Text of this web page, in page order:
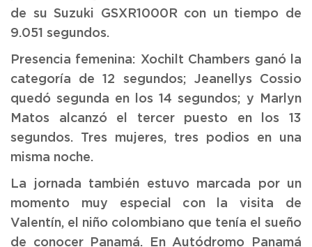
de su Suzuki GSXR1000R con un tiempo de
9.051 segundos.
Presencia femenina: Xochilt Chambers ganó la
categoría de 12 segundos; Jeanellys Cossio
quedó segunda en los 14 segundos; y Marlyn
Matos alcanzó el tercer puesto en los 13
segundos. Tres mujeres, tres podios en una
misma noche.
La jornada también estuvo marcada por un
momento muy especial con la visita de
Valentín, el niño colombiano que tenía el sueño
de conocer Panamá. En Autódromo Panamá